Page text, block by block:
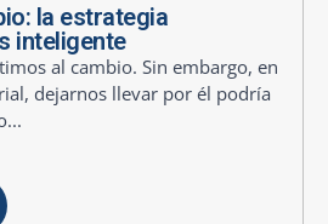
la estrategia
inteligente
al cambio. Sin embargo, en
dejarnos llevar por él podría